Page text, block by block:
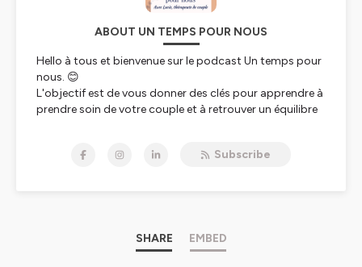
ABOUT UN TEMPS POUR NOUS
Hello à tous et bienvenue sur le podcast Un temps pour
nous. 😊
L'objectif est de vous donner des clés pour apprendre à
prendre soin de votre couple et à retrouver un équilibre
Thérapeute de couple/ Conseillere conjugale et familiale
Subscribe
SHARE EMBED